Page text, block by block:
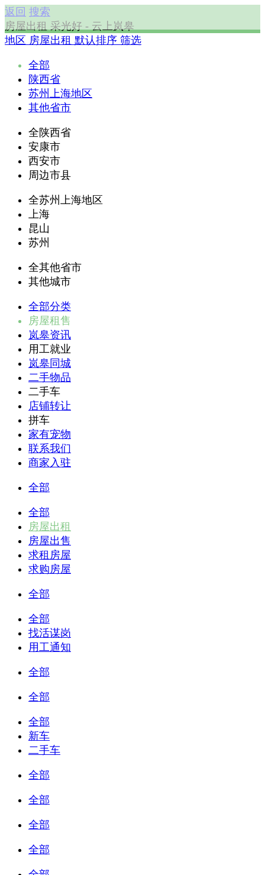
返回 搜索
房屋出租 采光好 - 云上岚皋
地区 房屋出租 默认排序 筛选
全部
陕西省
苏州上海地区
其他省市
全陕西省
安康市
西安市
周边市县
全苏州上海地区
上海
昆山
苏州
全其他省市
其他城市
全部分类
房屋租售
岚皋资讯
用工就业
岚皋同城
二手物品
二手车
店铺转让
拼车
家有宠物
联系我们
商家入驻
全部
全部
房屋出租
房屋出售
求租房屋
求购房屋
全部
全部
找活谋岗
用工通知
全部
全部
全部
新车
二手车
全部
全部
全部
全部